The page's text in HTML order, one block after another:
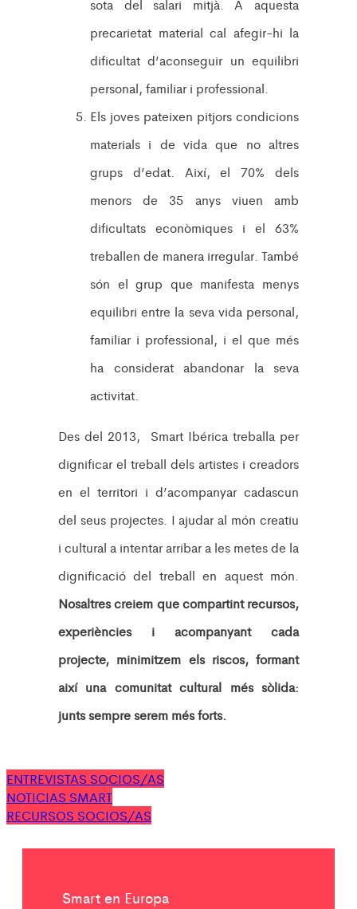
sota del salari mitjà. A aquesta
precarietat material cal afegir-hi la
dificultat d’aconseguir un equilibri
personal, familiar i professional.
Els joves pateixen pitjors condicions
materials i de vida que no altres
grups d’edat. Així, el 70% dels
menors de 35 anys viuen amb
dificultats econòmiques i el 63%
treballen de manera irregular. També
són el grup que manifesta menys
equilibri entre la seva vida personal,
familiar i professional, i el que més
ha considerat abandonar la seva
activitat.
Des del 2013, Smart Ibérica treballa per
dignificar el treball dels artistes i creadors
en el territori i d’acompanyar cadascun
del seus projectes. I ajudar al món creatiu
i cultural a intentar arribar a les metes de la
dignificació del treball en aquest món.
Nosaltres creiem que compartint recursos,
experiències i acompanyant cada
projecte, minimitzem els riscos, formant
així una comunitat cultural més sòlida:
junts sempre serem més forts.
ENTREVISTAS SOCIOS/AS
NOTICIAS SMART
RECURSOS SOCIOS/AS
Smart en Europa